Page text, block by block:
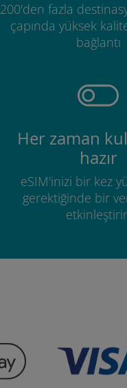
200'den fazla
çapında yüksek
bağlantı
Her zaman
hazır
eSIM'inizi bir kez
gerektiğinde bir